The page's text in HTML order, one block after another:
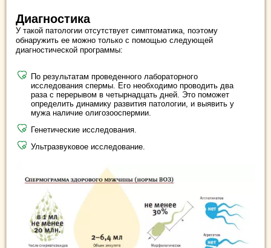
Диагностика
У такой патологии отсутствует симптоматика, поэтому
обнаружить ее можно только с помощью следующей
диагностической программы:
По результатам проведенного лабораторного
исследования спермы. Его необходимо проводить два
раза с перерывом в четырнадцать дней. Это поможет
определить динамику развития патологии, и выявить у
мужа наличие олигозооспермии.
Генетические исследования.
Ультразвуковое исследование.